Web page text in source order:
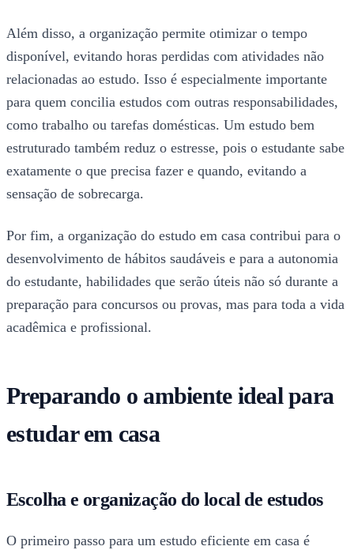
Além disso, a organização permite otimizar o tempo
disponível, evitando horas perdidas com atividades não
relacionadas ao estudo. Isso é especialmente importante
para quem concilia estudos com outras responsabilidades,
como trabalho ou tarefas domésticas. Um estudo bem
estruturado também reduz o estresse, pois o estudante sabe
exatamente o que precisa fazer e quando, evitando a
sensação de sobrecarga.
Por fim, a organização do estudo em casa contribui para o
desenvolvimento de hábitos saudáveis e para a autonomia
do estudante, habilidades que serão úteis não só durante a
preparação para concursos ou provas, mas para toda a vida
acadêmica e profissional.
Preparando o ambiente ideal para
estudar em casa
Escolha e organização do local de estudos
O primeiro passo para um estudo eficiente em casa é